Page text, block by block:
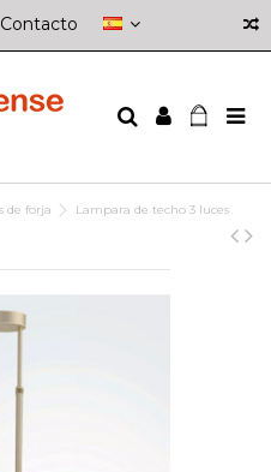
Contacto
de forja
Lampara de techo 3 luces